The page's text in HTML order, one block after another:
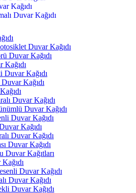
Kağıdı
Duvar Kağıdı
Duvar Kağıdı
Duvar Kağıdı
Kağıdı
Duvar Kağıdı
Kağıdı
Duvar Kağıdı
Duvar Kağıdı
Duvar Kağıdı
Kağıdı
Duvar Kağıdı
Duvar Kağıdı
Duvar Kağıtları
Duvar Kağıdı
Duvar Kağıdı
Duvar Kağıdı